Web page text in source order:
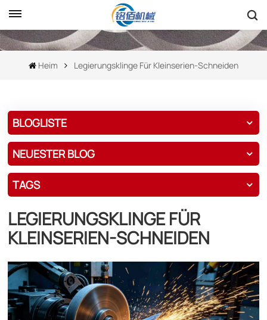
Heim Legierungsklinge Für Kleinserien-Schneiden
BLOGLISTE
NEUESTER BLOG
TAGS
LEGIERUNGSKLINGE FÜR
KLEINSERIEN-SCHNEIDEN